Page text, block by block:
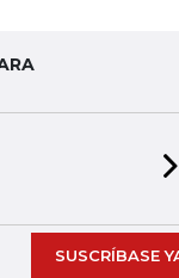
SUSCRÍBASE